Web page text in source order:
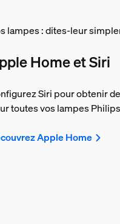
lampes : dites-leur
Home et Siri
Siri pour obtenir
toutes vos lampes
Apple Home